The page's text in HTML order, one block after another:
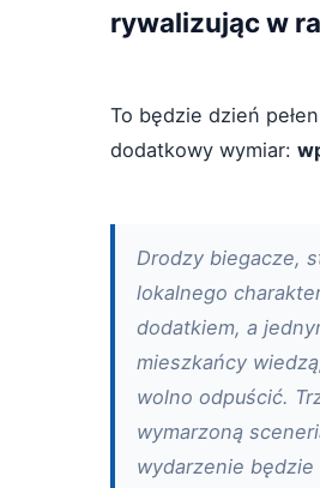
rywalizując w
To będzie dzień
dodatkowy wymiar:
Drodzy biegacze,
lokalnego
dodatkiem, a
mieszkańcy
wolno odpuścić.
wymarzoną
wydarzenie